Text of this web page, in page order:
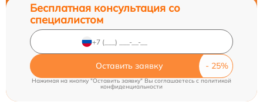
Бесплатная консультация со
специалистом
Оставить заявку
Нажимая на кнопку "Оставить заявку" Вы соглашаетесь cполитикой
конфиденциальности